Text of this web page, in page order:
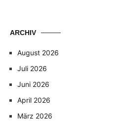
ARCHIV
August 2026
Juli 2026
Juni 2026
April 2026
März 2026